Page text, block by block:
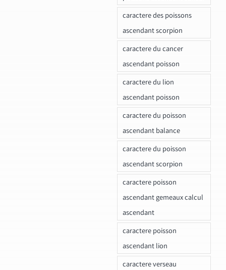
caractere des poissons
ascendant scorpion
caractere du cancer
ascendant poisson
caractere du lion
ascendant poisson
caractere du poisson
ascendant balance
caractere du poisson
ascendant scorpion
caractere poisson
ascendant gemeaux calcul
ascendant
caractere poisson
ascendant lion
caractere verseau